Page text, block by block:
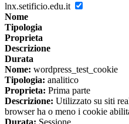
lnx.setificio.edu.it
Nome
Tipologia
Proprieta
Descrizione
Durata
Nome: wordpress_test_cookie
Tipologia: analitico
Proprieta: Prima parte
Descrizione: Utilizzato su siti
browser ha o meno i cookie
Durata: Sessione